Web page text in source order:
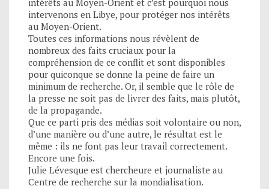
intérêts au Moyen-Orient et c’est pourquoi nous
intervenons en Libye, pour protéger nos intérêts
au Moyen-Orient.
Toutes ces informations nous révèlent de
nombreux des faits cruciaux pour la
compréhension de ce conflit et sont disponibles
pour quiconque se donne la peine de faire un
minimum de recherche. Or, il semble que le rôle de
la presse ne soit pas de livrer des faits, mais plutôt,
de la propagande.
Que ce parti pris des médias soit volontaire ou non,
d’une manière ou d’une autre, le résultat est le
même : ils ne font pas leur travail correctement.
Encore une fois.
Julie Lévesque est chercheure et journaliste au
Centre de recherche sur la mondialisation.